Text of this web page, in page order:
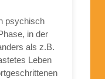
psychisch
in der
als z.B.
Leben